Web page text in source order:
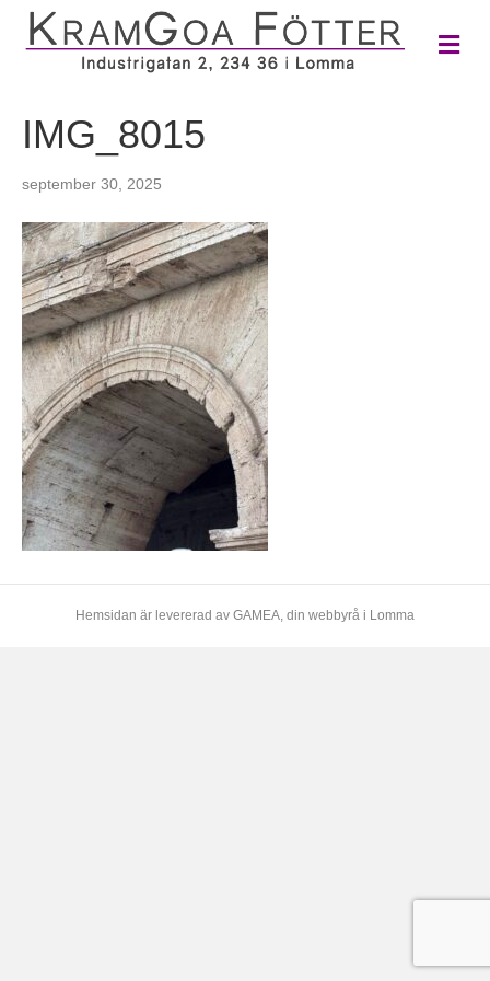
M
e
IMG_8015
september 30, 2025
Hemsidan är levererad av GAMEA, din webbyrå i Lomma